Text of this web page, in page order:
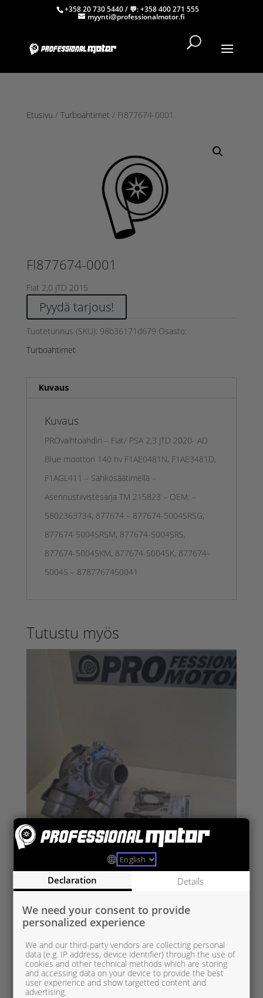
+358 20 730 5440/ 💬:+358 400 271 555
myynti@professionalmotor.fi
Etusivu / Turboahtimet / FI877674-0001
FI877674-0001
Fiat 2,0 JTD 2015
Pyydä tarjous!
Tuotetunnus (SKU): 98b36171d679 Osasto:
Turboahtimet
Kuvaus
Kuvaus
PROvaihtoahdin – Fiat/ PSA 2,3 JTD 2020- AD
Blue moottori 140 hv F1AE0481N, F1AE3481D,
F1AGL411 – Sähkösäätimellä –
Asennustiivistesarja TM 215823 – OEM: –
5802363734, 877674 – 877674-5004SRSG,
877674-5004SRSM, 877674-5004SRS,
877674-5004SKM, 877674-5004SK, 877674-
5004S – 8787767450041
Tutustu myös
RE5438 970 0007
Declaration Details
We need your consent to provide
personalized experience
We and our third-party vendors are collecting personal
data (e.g. IP address, device identifier) through the use of
cookies and other technical methods which are storing
and accessing data on your device to provide the best
user experience and show targetted content and
advertising.